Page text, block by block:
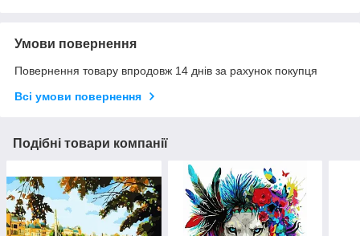
Умови повернення
Повернення товару впродовж 14 днів за рахунок покупця
Всі умови повернення
Подібні товари компанії